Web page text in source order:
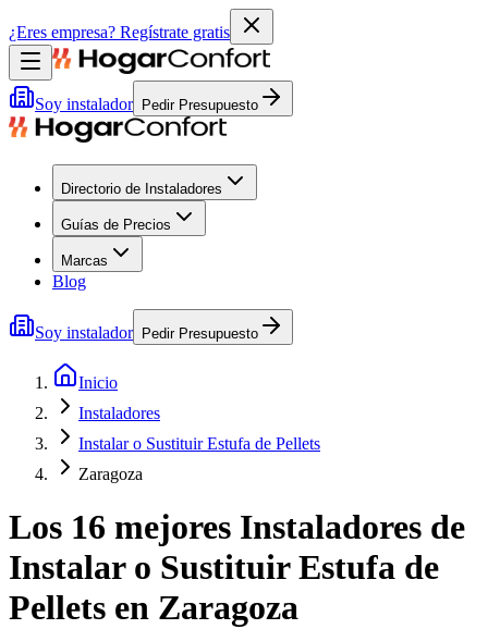
¿Eres empresa? Regístrate gratis
Soy instalador Pedir Presupuesto
Directorio de Instaladores
Guías de Precios
Marcas
Blog
Soy instalador Pedir Presupuesto
Inicio
Instaladores
Instalar o Sustituir Estufa de Pellets
Zaragoza
Los 16 mejores Instaladores de
Instalar o Sustituir Estufa de
Pellets en Zaragoza